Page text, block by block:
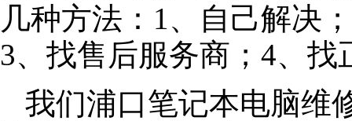
几种方法：1、自己解决
3、找售后服务商；4、找
我们浦口笔记本电脑维